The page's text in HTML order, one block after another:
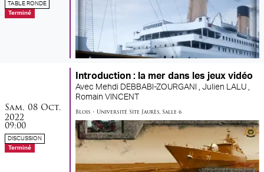
TABLE RONDE
Terminé
samedi
Sam. 08 octobre
Oct.
2022
09:00
DISCUSSION
Terminé
Introduction : la mer dans les jeux vidéo
Avec Mehdi DEBBABI-ZOURGANI , Julien LALU ,
Romain VINCENT
Blois • Université Site Jaurès, Salle 6